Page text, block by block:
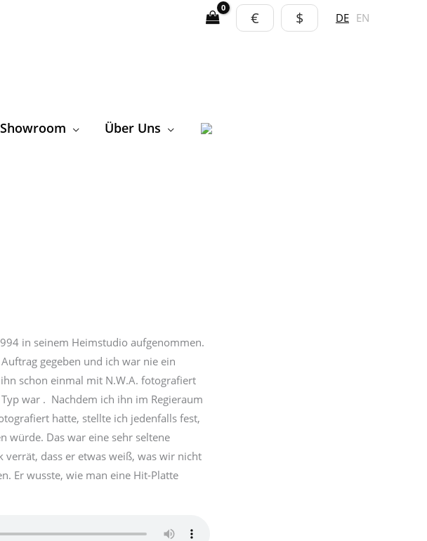
€ $ DE EN
Showroom Über Uns
in seinem Heimstudio aufgenommen.
gegeben und ich war nie ein
schon einmal mit N.W.A. fotografiert
war . Nachdem ich ihn im Regieraum
hatte, stellte ich jedenfalls fest,
würde. Das war eine sehr seltene
verrät, dass er etwas weiß, was wir nicht
Er wusste, wie man eine Hit-Platte